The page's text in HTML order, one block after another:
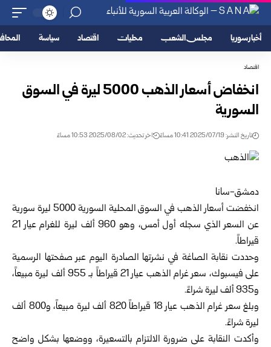
أخبار سوريا مجلس الشعب محليات اقتصاد سياسة
اقتصاد
انخفاض أسعار الذهب 5000 ليرة في السوق
السورية
تاريخ النشر: 2025/07/19 10:41 مساءً اخر تحديث: 2025/08/02 10:53 مساءً
دمشق-سانا
انخفضت أسعار الذهب في السوق المحلية السورية 5000 ليرة سورية
عن السعر الذي سجله أول أمس، وهو 960 ألف ليرة للغرام عيار 21
قيراطاً.
وحددت نقابة الصاغة في نشرتها الصادرة اليوم عبر صفحتها الرسمية
على فيسبوك، سعر غرام الذهب عيار 21 قيراطاً بـ 955 ألف ليرة مبيعاً،
و935 ألف ليرة شراءً.
وبلغ سعر غرام الذهب عيار 18 قيراطاً 820 ألف ليرة مبيعاً، و800 ألف
ليرة شراءً.
وأكدت النقابة على ضرورة الالتزام بالتسعيرة، ووضعها بشكل واضح